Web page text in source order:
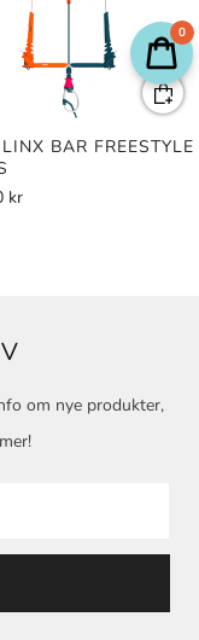
BAR FREESTYLE
kr
om nye produkter,
0